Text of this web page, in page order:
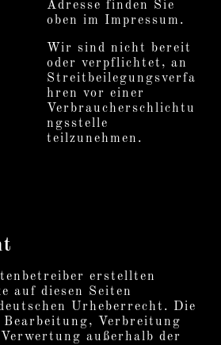
Adresse finden Sie
oben im Impressum.
Wir sind nicht bereit
oder verpflichtet, an
Streitbeilegungsverfa
hren vor einer
Verbraucherschlichtu
ngsstelle
teilzunehmen.
erstellten
auf diesen Seiten
Urheberrecht. Die
Verbreitung
außerhalb der